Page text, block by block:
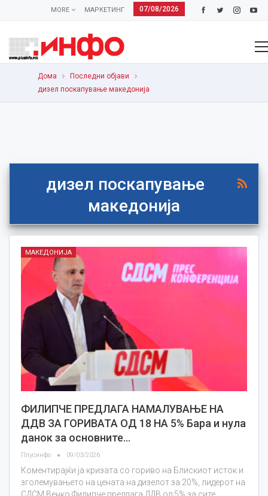
07/08/2026
МАРКЕТИНГ
MORE
Дома
Последни објави
дизел поскапување македонија
дизел поскапување
македонија
МАКЕДОНИЈА
ФИЛИПЧЕ ПРЕДЛАГА НАМАЛУВАЊЕ НА
ДДВ ЗА ГОРИВАТА ОД 18 НА 5% Бара и нула
данок за основните…
Плусинфо 09/03/2026
Коментирајќи ја кризата со гориво на Блискиот исток и
зголемувањето на цената на дизелот за 20%, лидерот на